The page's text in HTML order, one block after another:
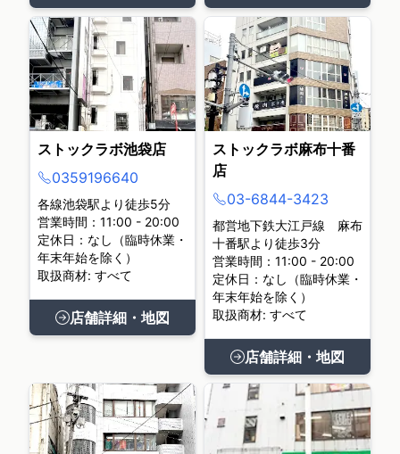
ストックラボ池袋店
0359196640
各線池袋駅より徒歩5分
営業時間：11:00 - 20:00
定休日：なし（臨時休業・
年末年始を除く）
取扱商材: すべて
店舗詳細・地図
ストックラボ麻布十番
店
03-6844-3423
都営地下鉄大江戸線 麻布
十番駅より徒歩3分
営業時間：11:00 - 20:00
定休日：なし（臨時休業・
年末年始を除く）
取扱商材: すべて
店舗詳細・地図